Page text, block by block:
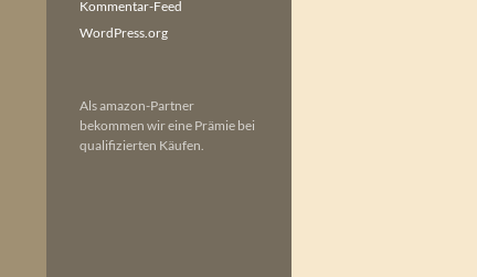
Kommentar-Feed
WordPress.org
Als amazon-Partner
bekommen wir eine Prämie bei
qualifizierten Käufen.